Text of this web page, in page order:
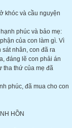
khóc và cầu nguyện
phúc và bảo mẹ:
của con làm gì. Vì
nhân, con đã ra
đáng lẽ con phải án
tha thứ của mẹ đã
phúc, đã mua cho con
HỒN